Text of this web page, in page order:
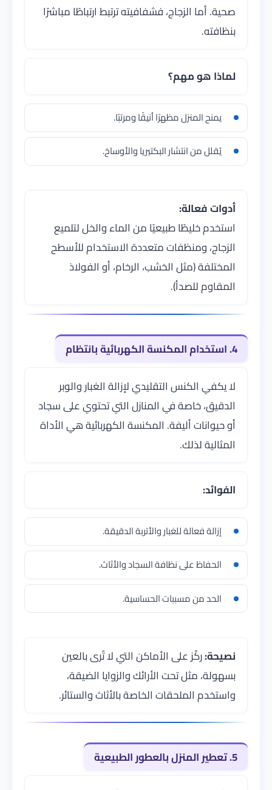
صحية. أما الزجاج، فشفافيته ترتبط ارتباطًا مباشرًا
بنظافته.
لماذا هو مهم؟
يمنح المنزل مظهرًا أنيقًا ومرتبًا.
يُقلل من انتشار البكتيريا والأوساخ.
أدوات فعالة:
استخدم خليطًا طبيعيًا من الماء والخل لتلميع
الزجاج، ومنظفات متعددة الاستخدام للأسطح
المختلفة (مثل الخشب، الرخام، أو الفولاذ
المقاوم للصدأ).
4. استخدام المكنسة الكهربائية بانتظام
لا يكفي الكنس التقليدي لإزالة الغبار والوبر
الدقيق، خاصة في المنازل التي تحتوي على سجاد
أو حيوانات أليفة. المكنسة الكهربائية هي الأداة
المثالية لذلك.
الفوائد:
إزالة فعالة للغبار والأتربة الدقيقة.
الحفاظ على نظافة السجاد والأثاث.
الحد من مسببات الحساسية.
نصيحة:ركّز على الأماكن التي لا تُرى بالعين
بسهولة، مثل تحت الأرائك والزوايا الضيقة،
واستخدم الملحقات الخاصة بالأثاث والستائر.
5. تعطير المنزل بالعطور الطبيعية